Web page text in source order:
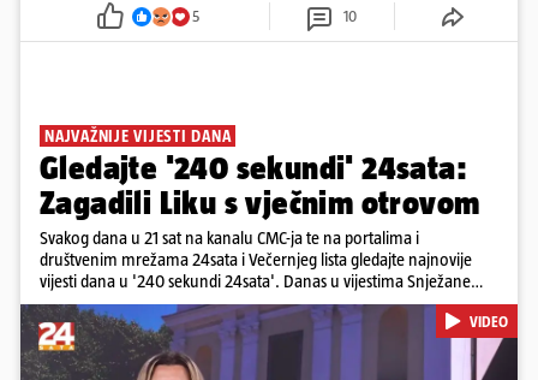
5 10
NAJVAŽNIJE VIJESTI DANA
Gledajte '240 sekundi' 24sata:
Zagadili Liku s vječnim otrovom
Svakog dana u 21 sat na kanalu CMC-ja te na portalima i
društvenim mrežama 24sata i Večernjeg lista gledajte najnovije
vijesti dana u '240 sekundi 24sata'. Danas u vijestima Snježane
Krnetić: Lika teško zagađena s 37.000 tona opasnog otpada, Troje
poginulih u nesreći u Zagrebu, Uhićen načelnik Svetog Ivana
Žabna, Borba za život Denisa Vejzovića, Krajaču režu ovlasti: Slijedi
otkaz...
VIDEO